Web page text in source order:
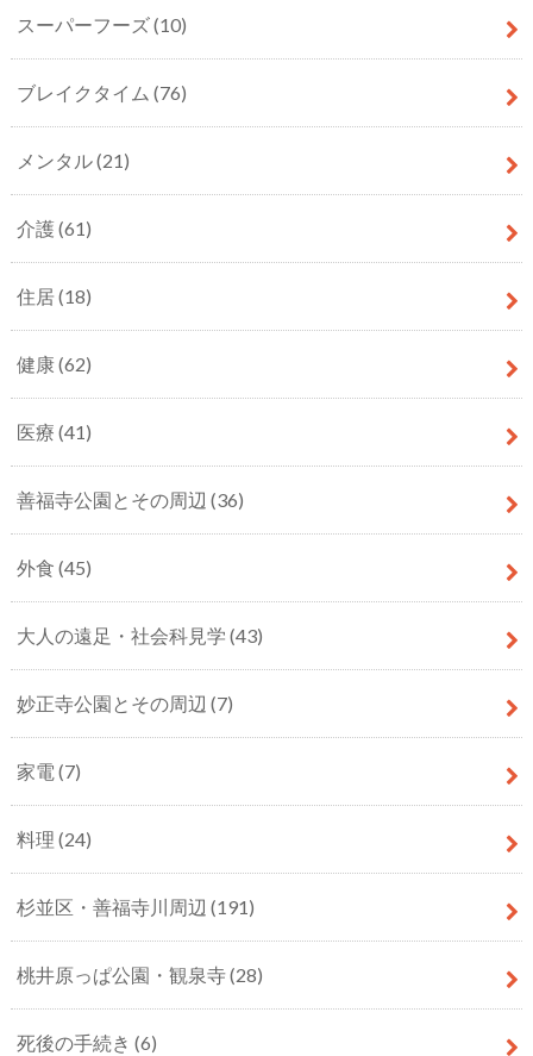
スーパーフーズ(10)
ブレイクタイム (76)
メンタル(21)
介護(61)
住居(18)
健康(62)
医療 (41)
善福寺公園とその周辺 (36)
外食 (45)
大人の遠足・社会科見学 (43)
妙正寺公園とその周辺 (7)
家電 (7)
料理 (24)
杉並区・善福寺川周辺 (191)
桃井原っぱ公園・観泉寺(28)
死後の手続き (6)